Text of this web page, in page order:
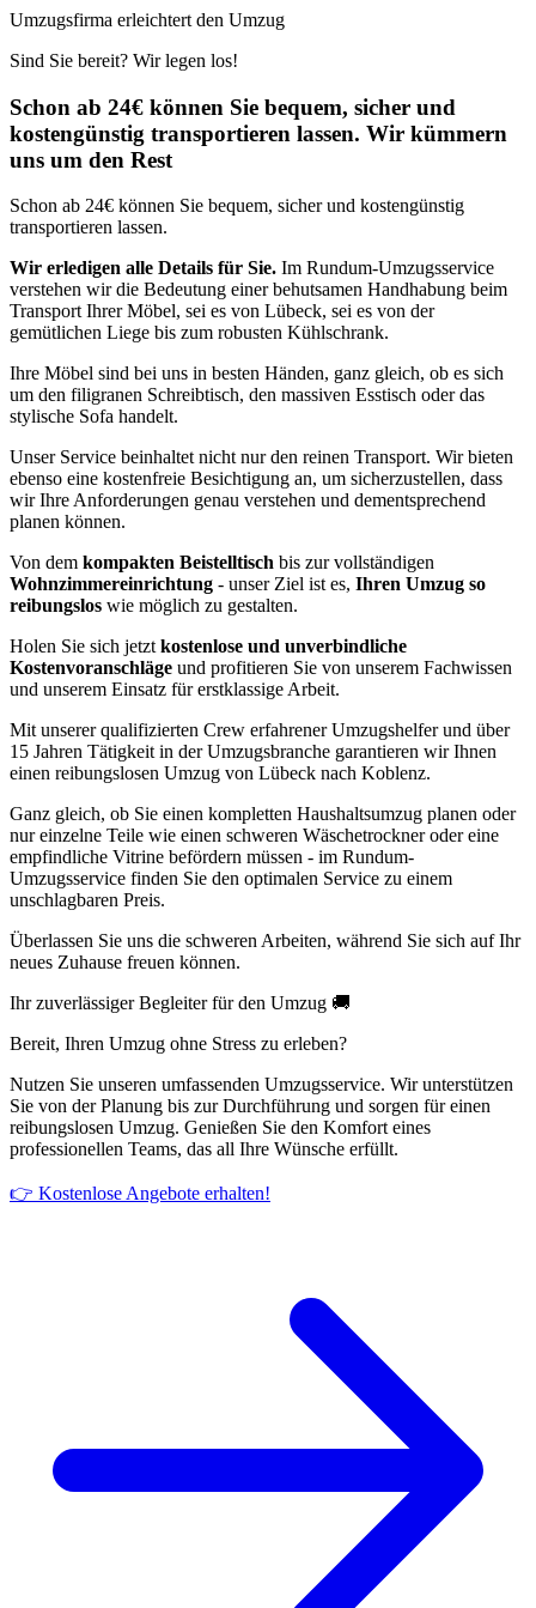
Umzugsfirma erleichtert den Umzug
Sind Sie bereit? Wir legen los!
Schon ab 24€ können Sie bequem, sicher und
kostengünstig transportieren lassen. Wir kümmern
uns um den Rest
Schon ab 24€ können Sie bequem, sicher und kostengünstig
transportieren lassen.
Wir erledigen alle Details für Sie. Im Rundum-Umzugsservice
verstehen wir die Bedeutung einer behutsamen Handhabung beim
Transport Ihrer Möbel, sei es von Lübeck, sei es von der
gemütlichen Liege bis zum robusten Kühlschrank.
Ihre Möbel sind bei uns in besten Händen, ganz gleich, ob es sich
um den filigranen Schreibtisch, den massiven Esstisch oder das
stylische Sofa handelt.
Unser Service beinhaltet nicht nur den reinen Transport. Wir bieten
ebenso eine kostenfreie Besichtigung an, um sicherzustellen, dass
wir Ihre Anforderungen genau verstehen und dementsprechend
planen können.
Von dem kompakten Beistelltisch bis zur vollständigen
Wohnzimmereinrichtung - unser Ziel ist es, Ihren Umzug so
reibungslos wie möglich zu gestalten.
Holen Sie sich jetzt kostenlose und unverbindliche
Kostenvoranschläge und profitieren Sie von unserem Fachwissen
und unserem Einsatz für erstklassige Arbeit.
Mit unserer qualifizierten Crew erfahrener Umzugshelfer und über
15 Jahren Tätigkeit in der Umzugsbranche garantieren wir Ihnen
einen reibungslosen Umzug von Lübeck nach Koblenz.
Ganz gleich, ob Sie einen kompletten Haushaltsumzug planen oder
nur einzelne Teile wie einen schweren Wäschetrockner oder eine
empfindliche Vitrine befördern müssen - im Rundum-
Umzugsservice finden Sie den optimalen Service zu einem
unschlagbaren Preis.
Überlassen Sie uns die schweren Arbeiten, während Sie sich auf Ihr
neues Zuhause freuen können.
Ihr zuverlässiger Begleiter für den Umzug 🚚
Bereit, Ihren Umzug ohne Stress zu erleben?
Nutzen Sie unseren umfassenden Umzugsservice. Wir unterstützen
Sie von der Planung bis zur Durchführung und sorgen für einen
reibungslosen Umzug. Genießen Sie den Komfort eines
professionellen Teams, das all Ihre Wünsche erfüllt.
👉 Kostenlose Angebote erhalten!